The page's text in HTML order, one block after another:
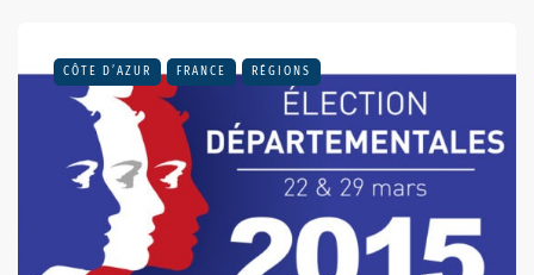
CÔTE D’AZUR FRANCE RÉGIONS